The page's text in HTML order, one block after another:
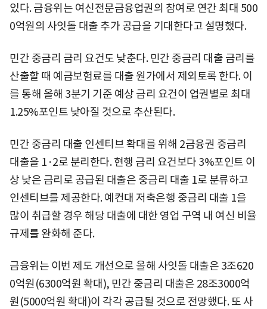
있다. 금융위는 여신전문금융업권의 참여로 연간 최대 500
0억원의 사잇돌 대출 추가 공급을 기대한다고 설명했다.
민간 중금리 금리 요건도 낮춘다. 민간 중금리 대출 금리를
산출할 때 예금보험료를 대출 원가에서 제외토록 한다. 이
를 통해 올해 3분기 기준 예상 금리 요건이 업권별로 최대
1.25%포인트 낮아질 것으로 추산된다.
민간 중금리 대출 인센티브 확대를 위해 2금융권 중금리
대출을 1·2로 분리한다. 현행 금리 요건보다 3%포인트 이
상 낮은 금리로 공급된 대출은 중금리 대출 1로 분류하고
인센티브를 제공한다. 예컨대 저축은행 중금리 대출 1을
많이 취급할 경우 해당 대출에 대한 영업 구역 내 여신 비율
규제를 완화해 준다.
금융위는 이번 제도 개선으로 올해 사잇돌 대출은 3조620
0억원(6300억원 확대), 민간 중금리 대출은 28조3000억
원(5000억원 확대)이 각각 공급될 것으로 전망했다. 또 사